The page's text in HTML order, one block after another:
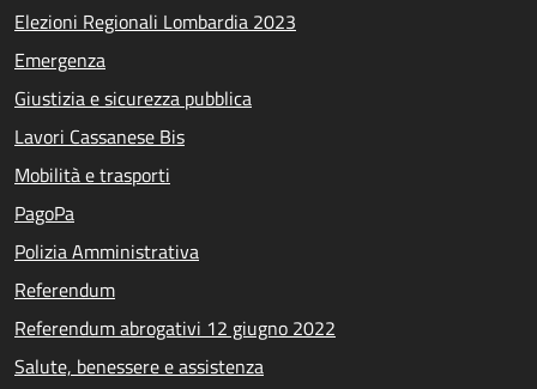
Elezioni Regionali Lombardia 2023
Emergenza
Giustizia e sicurezza pubblica
Lavori Cassanese Bis
Mobilità e trasporti
PagoPa
Polizia Amministrativa
Referendum
Referendum abrogativi 12 giugno 2022
Salute, benessere e assistenza